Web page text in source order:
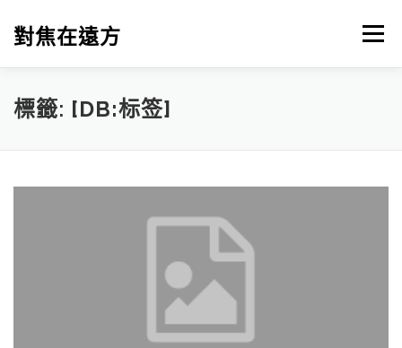
對焦在遠方 選單
標籤: [DB:标签]